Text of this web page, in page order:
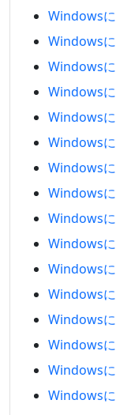
Windows
Windows
Windows
Windows
Windows
Windows
Windows
Windows
Windows
Windows
Windows
Windows
Windows
Windows
Windows
Windows